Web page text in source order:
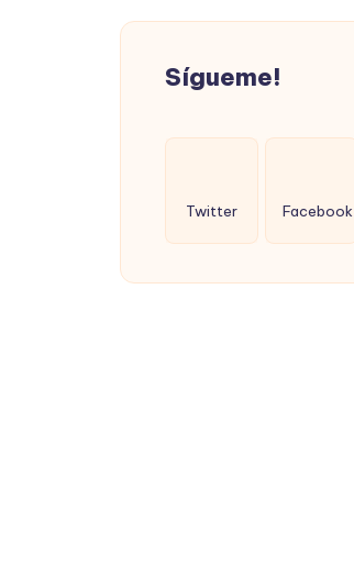
(CON
ÉXITO)
Sígueme!
Twitter Facebook